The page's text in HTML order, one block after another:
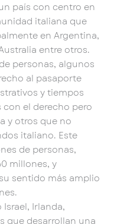
país con centro en
italiana que
en Argentina,
entre otros.
personas, algunos
al pasaporte
y tiempos
el derecho pero
y otros que no
italiano. Este
de personas,
millones, y
sentido más amplio
Irlanda,
que desarrollan una